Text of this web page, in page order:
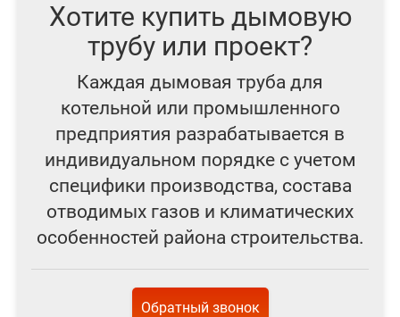
Хотите купить дымовую
трубу или проект?
Каждая дымовая труба для
котельной или промышленного
предприятия разрабатывается в
индивидуальном порядке с учетом
специфики производства, состава
отводимых газов и климатических
особенностей района строительства.
Обратный звонок